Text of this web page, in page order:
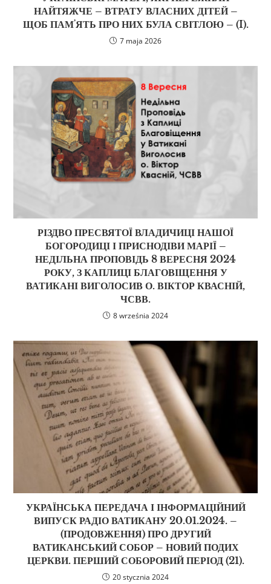
НАЙТЯЖЧЕ – ВТРАТУ ВЛАСНИХ ДІТЕЙ –
ЩОБ ПАМʼЯТЬ ПРО НИХ БУЛА СВІТЛОЮ – (I).
7 maja 2026
РІЗДВО ПРЕСВЯТОЇ ВЛАДИЧИЦІ НАШОЇ
БОГОРОДИЦІ І ПРИСНОДІВИ МАРІЇ –
НЕДІЛЬНА ПРОПОВІДЬ 8 ВЕРЕСНЯ 2024
РОКУ, З КАПЛИЦІ БЛАГОВІЩЕННЯ У
ВАТИКАНІ ВИГОЛОСИВ О. ВІКТОР КВАСНІЙ,
ЧСВВ.
8 września 2024
УКРАЇНСЬКА ПЕРЕДАЧА І ІНФОРМАЦІЙНИЙ
ВИПУСК РАДІО ВАТИКАНУ 20.01.2024. –
(ПРОДОВЖЕННЯ) ПРО ДРУГИЙ
ВАТИКАНСЬКИЙ СОБОР – НОВИЙ ПОДИХ
ЦЕРКВИ. ПЕРШИЙ СОБОРОВИЙ ПЕРІОД (21).
20 stycznia 2024